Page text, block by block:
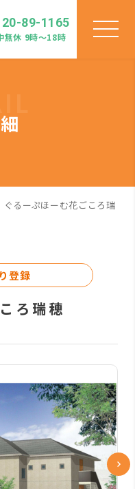
89-1165
無休 9時〜18時
ぐるーぷほーむ花ごころ瑞
登録
ろ瑞穂